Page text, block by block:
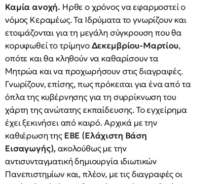
Καμία ανοχή. Ηρθε ο χρόνος να εφαρμοστεί ο
νόμος Κεραμέως. Τα Ιδρύματα το γνωρίζουν και
ετοιμάζονται για τη μεγάλη σύγκρουση που θα
κορυφωθεί το τρίμηνοΔεκεμβρίου-Μαρτίου,
οπότε και θα κληθούν να καθαρίσουν τα
Μητρώα και να προχωρήσουν στις διαγραφές.
Γνωρίζουν, επίσης, πως πρόκειται για ένα από τα
όπλα της κυβέρνησης για τη συρρίκνωση του
χάρτη της ανώτατης εκπαίδευσης. Το εγχείρημα
έχει ξεκινήσει από καιρό. Αρχικά με την
καθιέρωση της ΕΒΕ (Ελάχιστη Βάση
Εισαγωγής), ακολούθως με την
αντισυνταγματική δημιουργία ιδιωτικών
Πανεπιστημίων και, πλέον, με τις διαγραφές οι